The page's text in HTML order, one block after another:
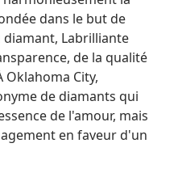
dans le but de
Labrilliante
de la qualité
Oklahoma City,
de diamants qui
de l'amour, mais
en faveur d'un